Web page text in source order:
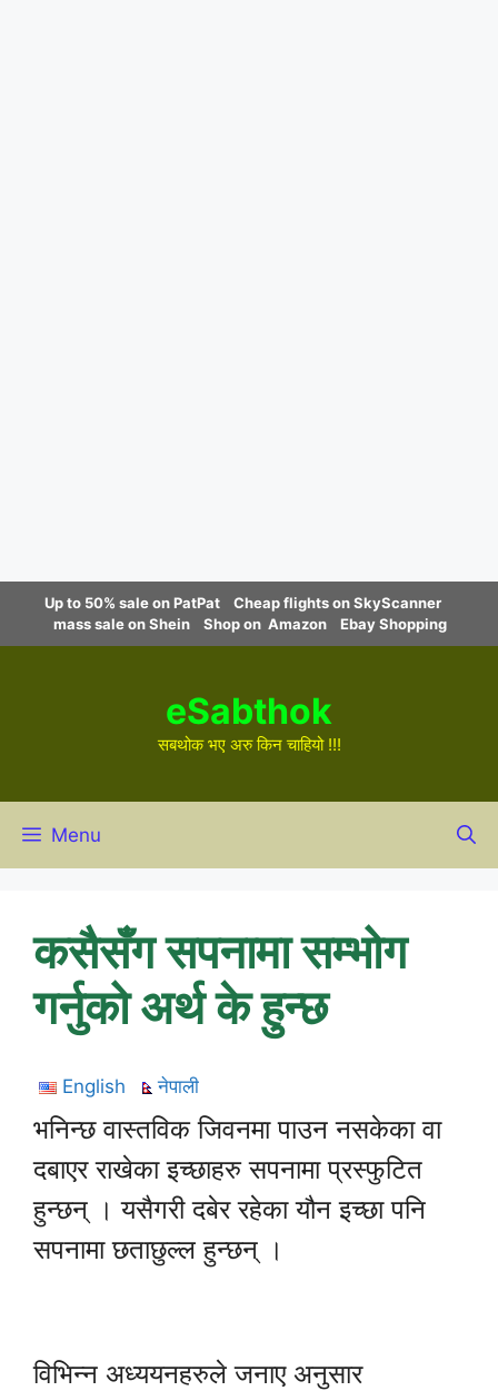
content
Up to 50% sale on PatPat
Cheap flights on SkyScanner
mass sale on Shein
Shop on Amazon Ebay Shopping
eSabthok
सबथोक भए अरु किन चाहियो !!!
Menu
कसैसँग सपनामा सम्भोग
गर्नुको अर्थ के हुन्छ
English नेपाली
भनिन्छ वास्तविक जिवनमा पाउन नसकेका वा
दबाएर राखेका इच्छाहरु सपनामा प्रस्फुटित
हुन्छन् । यसैगरी दबेर रहेका यौन इच्छा पनि
सपनामा छताछुल्ल हुन्छन् ।
विभिन्न अध्ययनहरुले जनाए अनुसार